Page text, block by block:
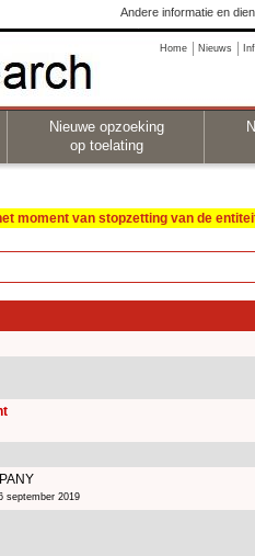
Andere informatie en
Home Nieuws
Nieuwe opzoeking
op toelating
moment van stopzetting van de
september 2019